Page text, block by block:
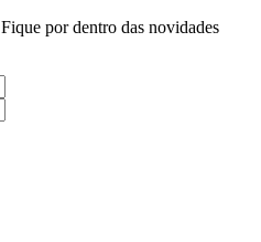
Fique por dentro das novidades